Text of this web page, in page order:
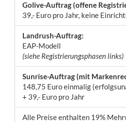
Golive-Auftrag (offene
39,- Euro pro Jahr, keine
Landrush-Auftrag:
EAP-Modell
(siehe Registrierungsphasen links)
Sunrise-Auftrag (mit
148,75 Euro einmalig
+ 39,- Euro pro Jahr
Alle Preise enthalten 19%